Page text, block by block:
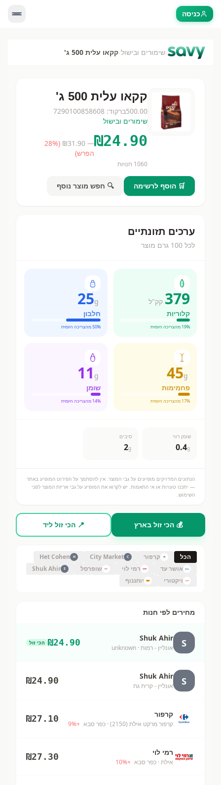
כניסה
›שימורים ובישול›קקאו עלית 500 ג'
קקאו עלית 500 ג'
500.00ברקוד: 7290100858608
שימורים ובישול
₪24.90
— ₪
31.90
(
28%
הפרש)
1060 חנויות
🛒 הוסף לרשימה 🔍 חפש מוצר נוסף
ערכים תזונתיים
לכל 100 גרם מוצר
379 קק"ל
קלוריות
19% מהצריכה היומית
25g
חלבון
50% מהצריכה היומית
45g
פחמימות
17% מהצריכה היומית
11 g
שומן
14% מהצריכה היומית
שומן רווי
0.4g
סיבים
2g
הנתונים המדויקים מופיעים על גבי המוצר. אין להסתמך על הפירוט המופיע באתר
— יתכנו טעויות או אי התאמות. יש לקרוא את המופיע על גבי אריזת המוצר לפני
השימוש.
💰 הכי זול בארץ 📍 הכי זול ליד
הכל קרפור C
City Market
H
Het Cohen
אושר עד
רמי לוי שופרסל S
Shuk Ahir
ויקטורי
יוחננוף
מחירים לפי חנות
S
Shuk Ahir
אונליין - רמות · unknown
₪24.90 הכי זול
S
Shuk Ahir
אונליין - קרית גת
₪24.90
קרפור
קרפור מרקט אילת (2150) · כפר סבא +
9%
₪27.10
רמי לוי
אילת · כפר סבא +
10%
₪27.30